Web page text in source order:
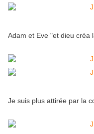
Adam et Eve "et dieu créa
Je suis plus attirée par la